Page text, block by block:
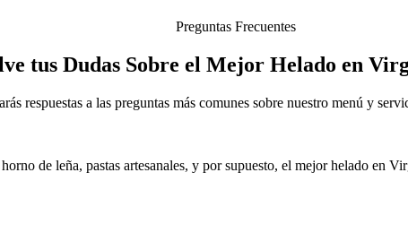
Preguntas Frecuentes
tus Dudas Sobre el Mejor Helado en
respuestas a las preguntas más comunes sobre nuestro menú y
de leña, pastas artesanales, y por supuesto, el mejor helado en